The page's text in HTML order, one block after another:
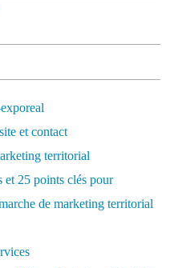
et contact
territorial
et 25 points clés pour
de marketing territorial